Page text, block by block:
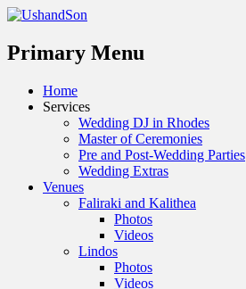
Menu
Primary Menu
Skip
Home
Services
Wedding DJ in Rhodes
Master of Ceremonies
Pre and Post-Wedding Parties
Wedding Extras
Venues
Faliraki and Kalithea
Photos
Videos
Lindos
Photos
Videos